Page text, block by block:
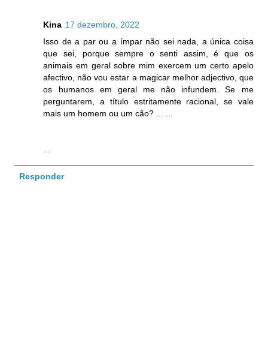
Kina 17 dezembro, 2022
Isso de a par ou a ímpar não sei nada, a única coisa
que sei, porque sempre o senti assim, é que os
animais em geral sobre mim exercem um certo apelo
afectivo, não vou estar a magicar melhor adjectivo, que
os humanos em geral me não infundem. Se me
perguntarem, a título estritamente racional, se vale
mais um homem ou um cão? ... ...
Responder